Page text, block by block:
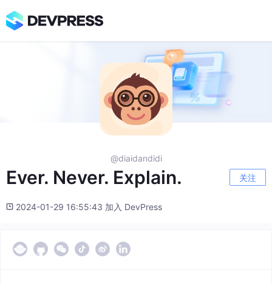
@diaidandidi
Ever. Never. Explain. 关注
2024-01-29 16:55:43 加入 DevPress